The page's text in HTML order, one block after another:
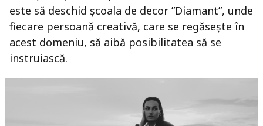
este să deschid școala de decor ”Diamant”, unde
fiecare persoană creativă, care se regăsește în
acest domeniu, să aibă posibilitatea să se
instruiască.